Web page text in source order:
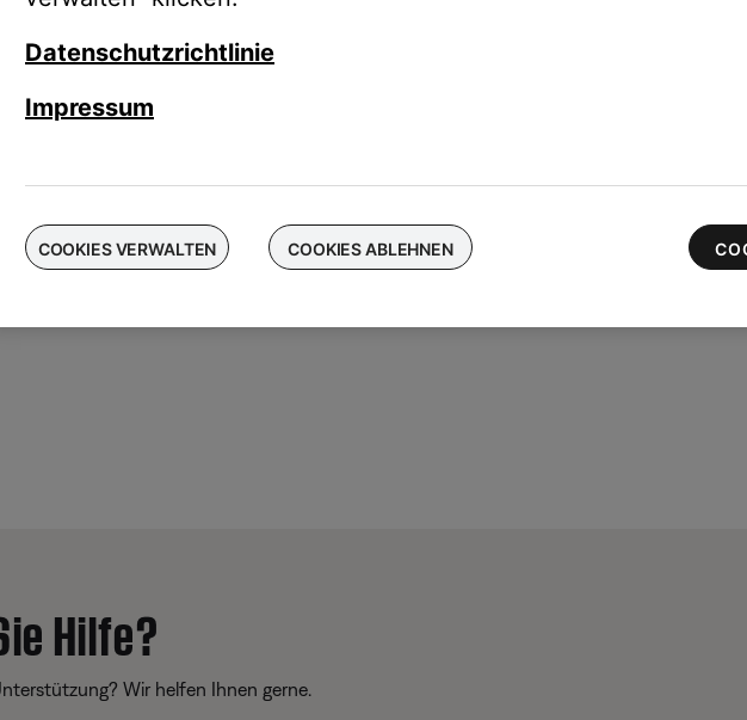
für die neuesten QuietComfort Ultra-Ohrhörer
Hilfe?
Wir helfen Ihnen gerne.
Datenschutzrichtlinie
Impressum
COOKIES VERWALTEN COOKIES ABLEHNEN